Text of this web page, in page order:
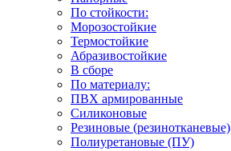
По стойкости:
Морозостойкие
Термостойкие
Абразивостойкие
В сборе
По материалу:
ПВХ армированные
Силиконовые
Резиновые (резинотканевые)
Полиуретановые (ПУ)